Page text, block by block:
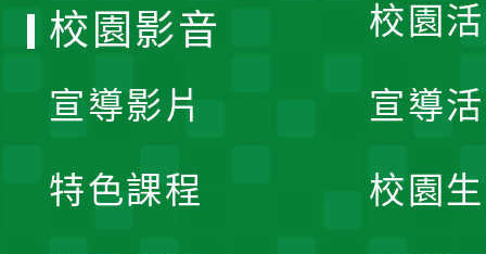
校園
宣導
校園
校園影音
宣導影片
特色課程